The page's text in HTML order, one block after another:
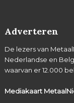
Adverteren
De lezers van
Nederlandse en
waarvan er 12.000
Mediakaart